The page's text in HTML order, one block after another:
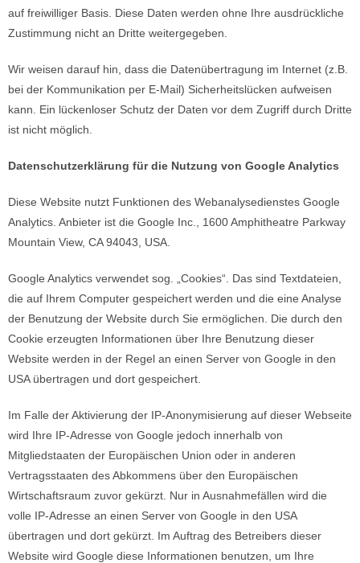
auf freiwilliger Basis. Diese Daten werden ohne Ihre ausdrückliche
Zustimmung nicht an Dritte weitergegeben.
Wir weisen darauf hin, dass die Datenübertragung im Internet (z.B.
bei der Kommunikation per E-Mail) Sicherheitslücken aufweisen
kann. Ein lückenloser Schutz der Daten vor dem Zugriff durch Dritte
ist nicht möglich.
Datenschutzerklärung für die Nutzung von Google Analytics
Diese Website nutzt Funktionen des Webanalysedienstes Google
Analytics. Anbieter ist die Google Inc., 1600 Amphitheatre Parkway
Mountain View, CA 94043, USA.
Google Analytics verwendet sog. „Cookies“. Das sind Textdateien,
die auf Ihrem Computer gespeichert werden und die eine Analyse
der Benutzung der Website durch Sie ermöglichen. Die durch den
Cookie erzeugten Informationen über Ihre Benutzung dieser
Website werden in der Regel an einen Server von Google in den
USA übertragen und dort gespeichert.
Im Falle der Aktivierung der IP-Anonymisierung auf dieser Webseite
wird Ihre IP-Adresse von Google jedoch innerhalb von
Mitgliedstaaten der Europäischen Union oder in anderen
Vertragsstaaten des Abkommens über den Europäischen
Wirtschaftsraum zuvor gekürzt. Nur in Ausnahmefällen wird die
volle IP-Adresse an einen Server von Google in den USA
übertragen und dort gekürzt. Im Auftrag des Betreibers dieser
Website wird Google diese Informationen benutzen, um Ihre